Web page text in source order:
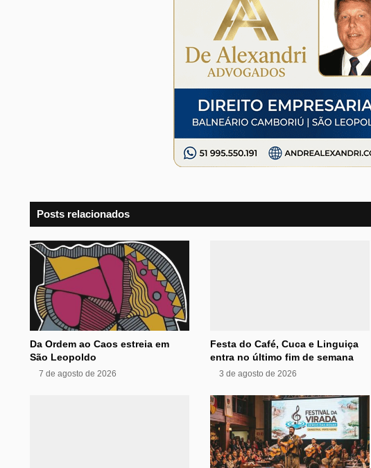
Posts relacionados
Da Ordem ao Caos estreia em
São Leopoldo
7 de agosto de 2026
Festa do Café, Cuca e Linguiça
entra no último fim de semana
3 de agosto de 2026